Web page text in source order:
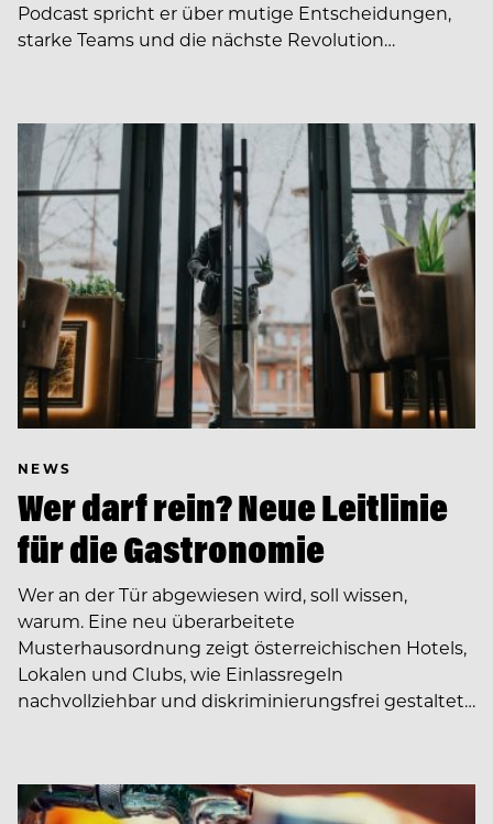
Podcast spricht er über mutige Entscheidungen,
starke Teams und die nächste Revolution…
NEWS
Wer darf rein? Neue Leitlinie
für die Gastronomie
Wer an der Tür abgewiesen wird, soll wissen,
warum. Eine neu überarbeitete
Musterhausordnung zeigt österreichischen Hotels,
Lokalen und Clubs, wie Einlassregeln
nachvollziehbar und diskriminierungsfrei gestaltet…